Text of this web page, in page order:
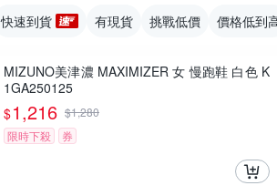
快速到貨 有現貨 挑戰低價 價格低到
MIZUNO美津濃 MAXIMIZER 女 慢跑鞋 白色 K
1GA250125
$1,216 $1,280
限時下殺
券